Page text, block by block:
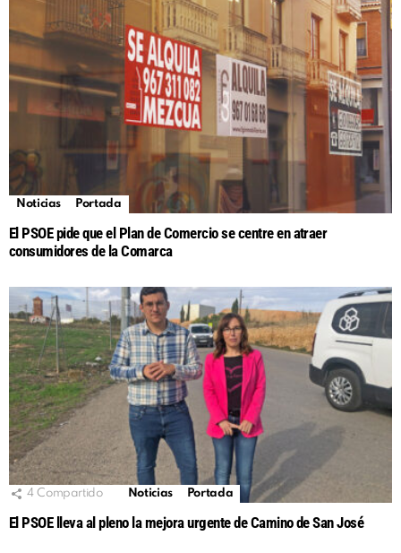
Noticias Portada
El PSOE pide que el Plan de Comercio se centre en atraer
consumidores de la Comarca
4 Compartido Noticias Portada
El PSOE lleva al pleno la mejora urgente de Camino de San José